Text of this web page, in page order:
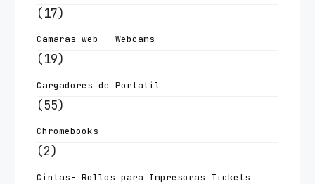
(17)
Camaras web - Webcams
(19)
Cargadores de Portatil
(55)
Chromebooks
(2)
Cintas- Rollos para Impresoras Tickets